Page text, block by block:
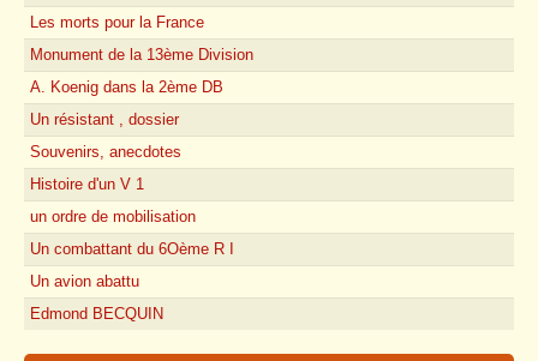
Les morts pour la France
Monument de la 13ème Division
A. Koenig dans la 2ème DB
Un résistant , dossier
Souvenirs, anecdotes
Histoire d'un V 1
un ordre de mobilisation
Un combattant du 6Oème R I
Un avion abattu
Edmond BECQUIN